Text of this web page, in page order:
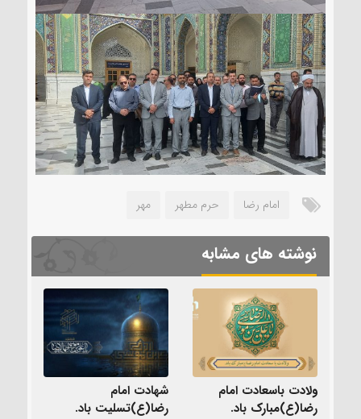
امام رضا حرم مطهر مهر
نوشته های مشابه
ولادت باسعادت امام
رضا(ع)مبارک باد.
شهادت امام
رضا(ع)تسلیت باد.